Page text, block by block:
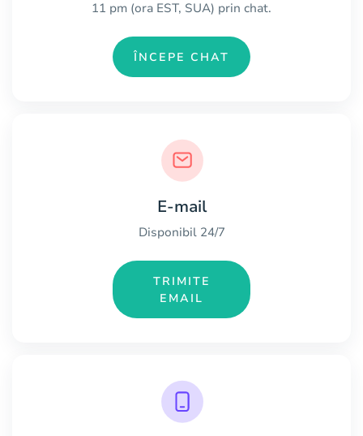
11 pm (ora EST, SUA) prin chat.
ÎNCEPE CHAT
E-mail
Disponibil 24/7
TRIMITE
EMAIL